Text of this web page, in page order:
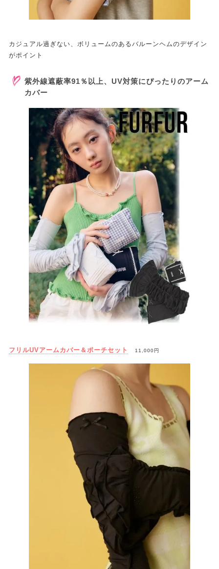
カジュアル過ぎない、ボリュームのあるバルーンヘムのデザイン
がポイント
紫外線遮蔽率91％以上、UV対策にぴったりのアーム
カバー
フリルUVアームカバー＆ポーチセット 11,000円